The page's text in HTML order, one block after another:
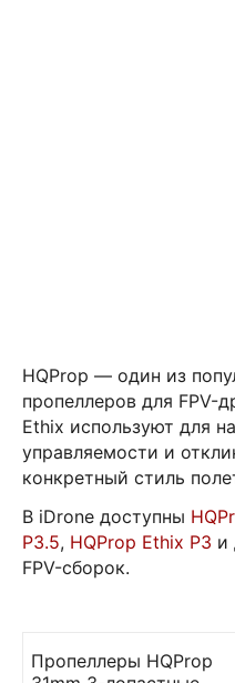
HQProp — один из
пропеллеров для FPV-
Ethix используют для
управляемости и
конкретный стиль
В iDrone доступны
P3.5, HQProp Ethix P3 и
FPV-сборок.
Пропеллеры HQProp